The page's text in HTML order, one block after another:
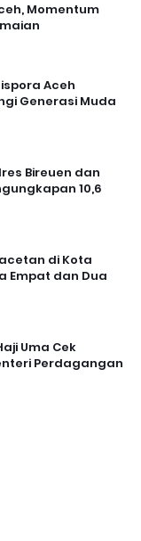
Momentum
Aceh
Generasi Muda
Bireuen dan
10,6
di Kota
Empat dan Dua
Uma Cek
Perdagangan